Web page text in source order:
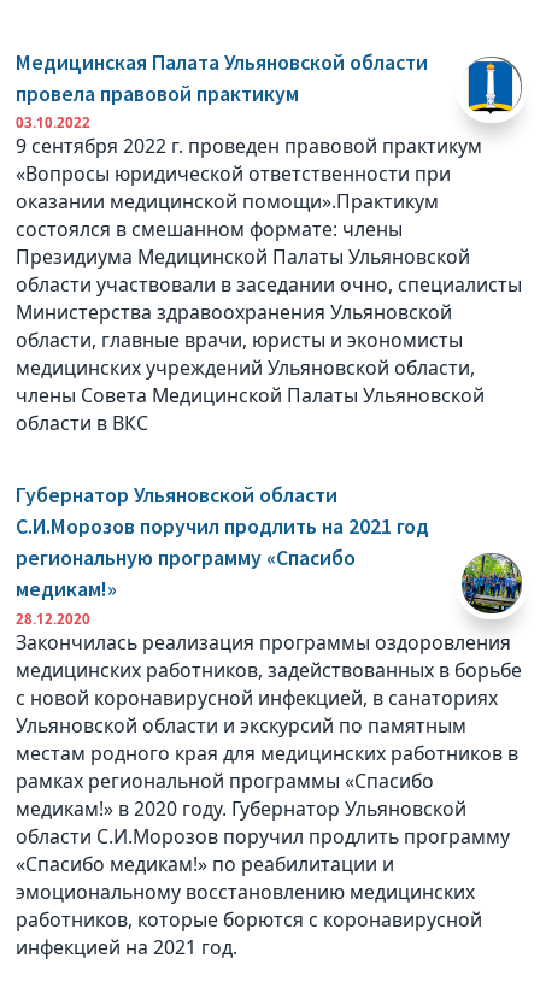
Медицинская Палата Ульяновской области
провела правовой практикум
03.10.2022
9 сентября 2022 г. проведен правовой практикум
«Вопросы юридической ответственности при
оказании медицинской помощи».Практикум
состоялся в смешанном формате: члены
Президиума Медицинской Палаты Ульяновской
области участвовали в заседании очно, специалисты
Министерства здравоохранения Ульяновской
области, главные врачи, юристы и экономисты
медицинских учреждений Ульяновской области,
члены Совета Медицинской Палаты Ульяновской
области в ВКС
Губернатор Ульяновской области
С.И.Морозов поручил продлить на 2021 год
региональную программу «Спасибо
медикам!»
28.12.2020
Закончилась реализация программы оздоровления
медицинских работников, задействованных в борьбе
с новой коронавирусной инфекцией, в санаториях
Ульяновской области и экскурсий по памятным
местам родного края для медицинских работников в
рамках региональной программы «Спасибо
медикам!» в 2020 году. Губернатор Ульяновской
области С.И.Морозов поручил продлить программу
«Спасибо медикам!» по реабилитации и
эмоциональному восстановлению медицинских
работников, которые борются с коронавирусной
инфекцией на 2021 год.